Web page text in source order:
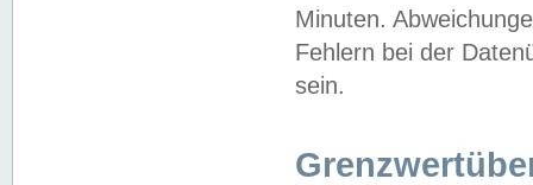
Minuten.
Fehlern bei der
sein.